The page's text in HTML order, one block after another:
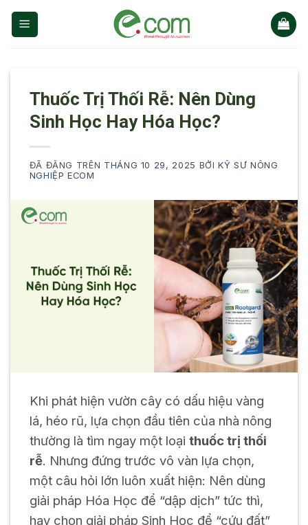
Chuyển
đến
Thuốc Trị Thối Rễ: Nên Dùng
Sinh Học Hay Hóa Học?
ĐÃ ĐĂNG TRÊN THÁNG 10 29, 2025 BỞIKỸ SƯ NÔNG
NGHIỆP ECOM
Khi phát hiện vườn cây có dấu hiệu vàng
lá, héo rũ, lựa chọn đầu tiên của nhà nông
thường là tìm ngay một loại thuốc trị thối
rễ. Nhưng đứng trước vô vàn lựa chọn,
một câu hỏi lớn luôn xuất hiện: Nên dùng
giải pháp Hóa Học để “dập dịch” tức thì,
hay chọn giải pháp Sinh Học để “cứu đất”